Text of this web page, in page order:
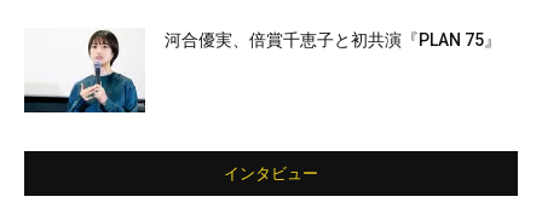
河合優実、倍賞千恵子と初共演『PLAN 75』
インタビュー